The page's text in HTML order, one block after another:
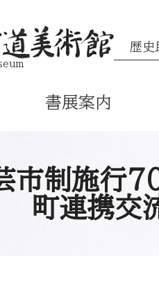
歴史
書展案内
市制施行
町連携交